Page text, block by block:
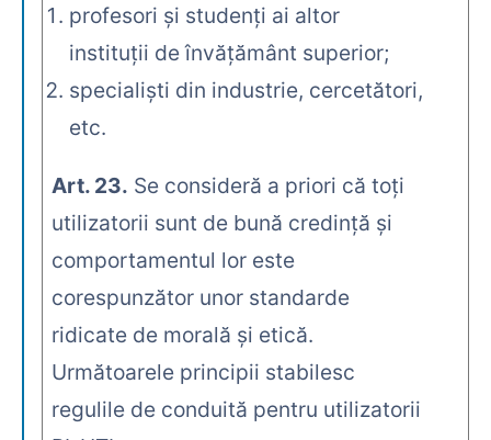
profesori şi studenţi ai altor
instituţii de învăţământ superior;
specialişti din industrie, cercetători,
etc.
Art. 23. Se consideră a priori că toţi
utilizatorii sunt de bună credinţă şi
comportamentul lor este
corespunzător unor standarde
ridicate de morală şi etică.
Următoarele principii stabilesc
regulile de conduită pentru utilizatorii